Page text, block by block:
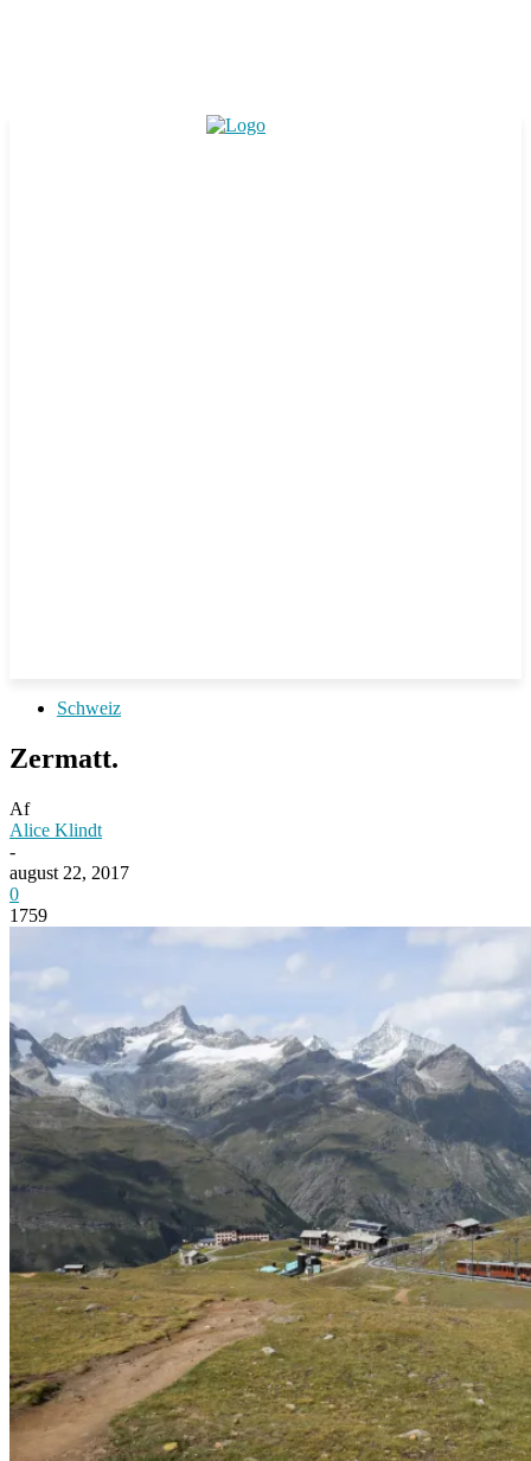
Schweiz
Zermatt.
Af
Alice Klindt
-
august 22, 2017
0
1759